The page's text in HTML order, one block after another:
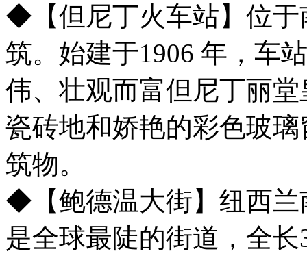
◆【但尼丁火车站】位于
筑。始建于1906 年，车
伟、壮观而富但尼丁丽
瓷砖地和娇艳的彩色玻
筑物。
◆【鲍德温大街】纽西兰
是全球最陡的街道，全